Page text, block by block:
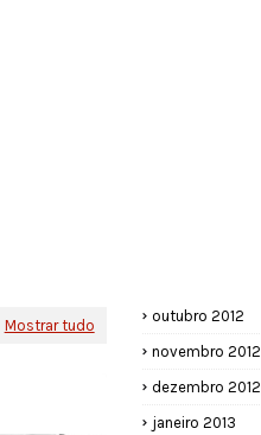
Mostrar tudo
outubro 2012
novembro 2012
dezembro 2012
janeiro 2013